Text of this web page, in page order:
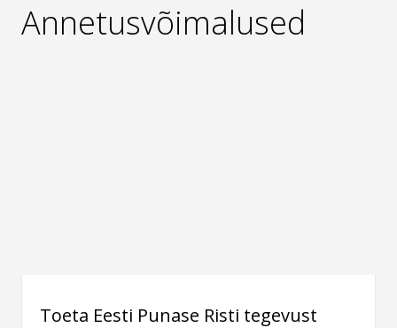
Annetusvõimalused
Toeta Eesti Punase Risti tegevust